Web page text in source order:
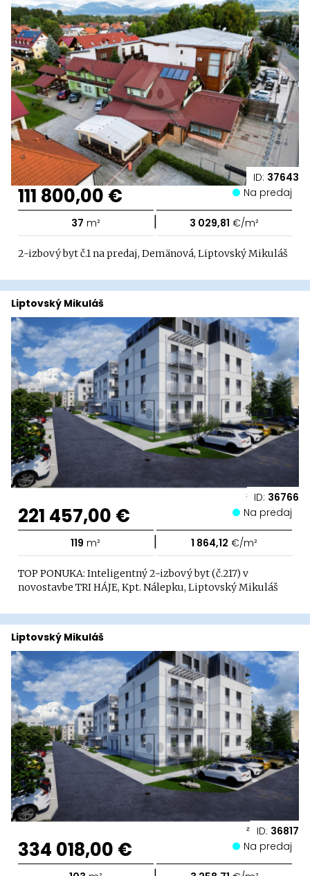
ID: 37643
111 800,00 € Na predaj
37 m² | 3 029,81 €/m²
2-izbový byt č.1 na predaj, Demänová, Liptovský Mikuláš
ID: 36766
Liptovský Mikuláš
221 457,00 € Na predaj
119 m² | 1 864,12 €/m²
TOP PONUKA: Inteligentný 2-izbový byt (č.217) v
novostavbe TRI HÁJE, Kpt. Nálepku, Liptovský Mikuláš
ID: 36817
Liptovský Mikuláš
334 018,00 € Na predaj